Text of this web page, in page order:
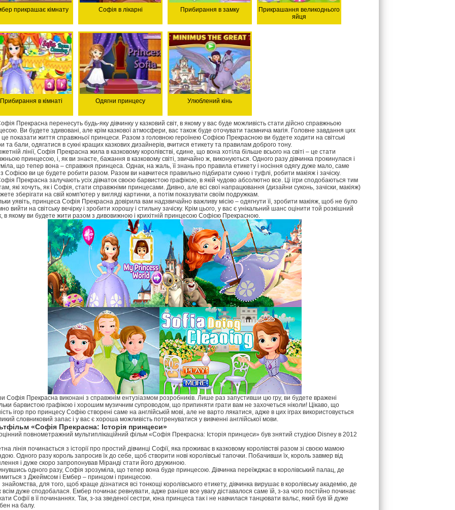
прикрашає кімнату Софія в лікарні Прибирання в замку
Прикрашання великоднього
яйця
Прибирання в кімнаті Одягни принцесу Улюблений кінь
Прекрасна перенесуть будь-яку дівчинку у казковий світ, в якому у вас буде можливість стати дійсно справжньою
Ви будете здивовані, але крім казкової атмосфери, вас також буде оточувати таємнича магія. Головне завдання цих
це показати життя справжньої принцеси. Разом з головною героїнею Софією Прекрасною ви будете ходити на світські
та бали, одягатися в сукні кращих казкових дизайнерів, вчитися етикету та правилам доброго тону.
лінії, Софія Прекрасна жила в казковому королівстві, єдине, що вона хотіла більше всього на світі – це стати
принцесою, і, як ви знаєте, бажання в казковому світі, звичайно ж, виконуються. Одного разу дівчинка прокинулася і
що тепер вона – справжня принцеса. Однак, на жаль, її знань про правила етикету і носіння одягу дуже мало, саме
Софією ви це будете робити разом. Разом ви навчитеся правильно підбирати сукню і туфлі, робити макіяж і зачіску.
Прекрасна залучають усіх дівчаток своєю барвистою графікою, в якій чудово абсолютно все. Ці ігри сподобаються тим
які хочуть, як і Софія, стати справжніми принцесами. Дивно, але всі свої напрацювання (дизайни суконь, зачіски, макіяж)
зберігати на свій комп'ютер у вигляді картинки, а потім показувати своїм подружкам.
уявіть, принцеса Софія Прекрасна довірила вам надзвичайно важливу місію – одягнути її, зробити макіяж, щоб не було
вийти на світську вечірку і зробити хорошу і стильну зачіску. Крім цього, у вас є унікальний шанс оцінити той розкішний
в якому ви будете жити разом з дивовижною і крихітній принцесою Софією Прекрасною.
Софія Прекрасна виконані з справжнім ентузіазмом розробників. Лише раз запустивши цю гру, ви будете вражені
барвистою графікою і хорошим музичним супроводом, що припиняти грати вам не захочеться ніколи! Цікаво, що
ігор про принцесу Софію створені саме на англійській мові, але не варто лякатися, адже в цих іграх використовується
словниковий запас і у вас є хороша можливість потренуватися у вивченні англійської мови.
«Софія Прекрасна: Історія принцеси»
повнометражний мультиплікаційний фільм «Софія Прекрасна: Історія принцеси» був знятий студією Disney в 2012
лінія починається з історії про простий дівчинці Софії, яка проживає в казковому королівстві разом зі своєю мамою
Одного разу король запросив їх до себе, щоб створити нові королівські тапочки. Побачивши їх, король завмер від
і дуже скоро запропонував Міранді стати його дружиною.
одного разу, Софія зрозуміла, що тепер вона буде принцесою. Дівчинка переїжджає в королівський палац, де
з Джеймсом і Ембер – принцом і принцесою.
знайомства, для того, щоб краще дізнатися всі тонкощі королівського етикету, дівчинка вирушає в королівську академію, де
всім дуже сподобалася. Ембер починає ревнувати, адже раніше все увагу діставалося саме їй, з-за чого постійно починає
Софії в її починаннях. Так, з-за зведеної сестри, юна принцеса так і не навчилася танцювати вальс, який був їй дуже
на балу.